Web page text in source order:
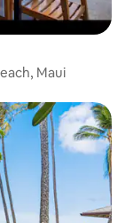
Maui